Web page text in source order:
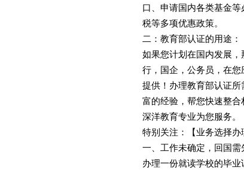
口、申请国内各类基金
税等多项优惠政策。
二：教育部认证的用途：
如果您计划在国内发展
行，国企，公务员，在
提供！办理教育部认证
富的经验，帮您快速整合
深洋教育专业为您服务。
特别关注：【业务选择办
一、工作未确定，回国
办理一份就读学校的毕业